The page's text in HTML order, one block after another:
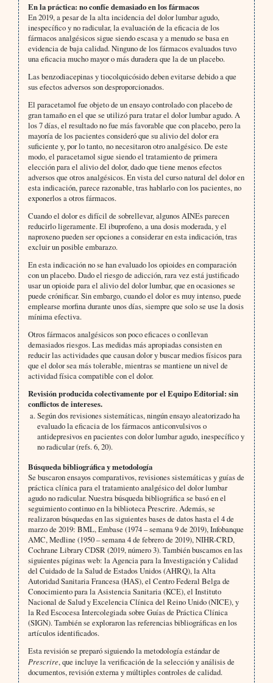
En la práctica: no confíe demasiado en los fármacos
En 2019, a pesar de la alta incidencia del dolor lumbar agudo,
inespecífico y no radicular, la evaluación de la eficacia de los
fármacos analgésicos sigue siendo escasa y a menudo se basa en
evidencia de baja calidad. Ninguno de los fármacos evaluados tuvo
una eficacia mucho mayor o más duradera que la de un placebo.
Las benzodiacepinas y tiocolquicósido deben evitarse debido a que
sus efectos adversos son desproporcionados.
El paracetamol fue objeto de un ensayo controlado con placebo de
gran tamaño en el que se utilizó para tratar el dolor lumbar agudo. A
los 7 días, el resultado no fue más favorable que con placebo, pero la
mayoría de los pacientes consideró que su alivio del dolor era
suficiente y, por lo tanto, no necesitaron otro analgésico. De este
modo, el paracetamol sigue siendo el tratamiento de primera
elección para el alivio del dolor, dado que tiene menos efectos
adversos que otros analgésicos. En vista del curso natural del dolor en
esta indicación, parece razonable, tras hablarlo con los pacientes, no
exponerlos a otros fármacos.
Cuando el dolor es difícil de sobrellevar, algunos AINEs parecen
reducirlo ligeramente. El ibuprofeno, a una dosis moderada, y el
naproxeno pueden ser opciones a considerar en esta indicación, tras
excluir un posible embarazo.
En esta indicación no se han evaluado los opioides en comparación
con un placebo. Dado el riesgo de adicción, rara vez está justificado
usar un opioide para el alivio del dolor lumbar, que en ocasiones se
puede crónificar. Sin embargo, cuando el dolor es muy intenso, puede
emplearse morfina durante unos días, siempre que solo se use la dosis
mínima efectiva.
Otros fármacos analgésicos son poco eficaces o conllevan
demasiados riesgos. Las medidas más apropiadas consisten en
reducir las actividades que causan dolor y buscar medios físicos para
que el dolor sea más tolerable, mientras se mantiene un nivel de
actividad física compatible con el dolor.
Revisión producida colectivamente por el Equipo Editorial: sin
conflictos de intereses.
Según dos revisiones sistemáticas, ningún ensayo aleatorizado ha
evaluado la eficacia de los fármacos anticonvulsivos o
antidepresivos en pacientes con dolor lumbar agudo, inespecífico y
no radicular (refs. 6, 20).
Búsqueda bibliográfica y metodología
Se buscaron ensayos comparativos, revisiones sistemáticas y guías de
práctica clínica para el tratamiento analgésico del dolor lumbar
agudo no radicular. Nuestra búsqueda bibliográfica se basó en el
seguimiento continuo en la biblioteca Prescrire. Además, se
realizaron búsquedas en las siguientes bases de datos hasta el 4 de
marzo de 2019: BML, Embase (1974 – semana 9 de 2019), Infobanque
AMC, Medline (1950 – semana 4 de febrero de 2019), NIHR-CRD,
Cochrane Library CDSR (2019, número 3). También buscamos en las
siguientes páginas web: la Agencia para la Investigación y Calidad
del Cuidado de la Salud de Estados Unidos (AHRQ), la Alta
Autoridad Sanitaria Francesa (HAS), el Centro Federal Belga de
Conocimiento para la Asistencia Sanitaria (KCE), el Instituto
Nacional de Salud y Excelencia Clínica del Reino Unido (NICE), y
la Red Escocesa Intercolegiada sobre Guías de Práctica Clínica
(SIGN). También se exploraron las referencias bibliográficas en los
artículos identificados.
Esta revisión se preparó siguiendo la metodología estándar de
Prescrire, que incluye la verificación de la selección y análisis de
documentos, revisión externa y múltiples controles de calidad.